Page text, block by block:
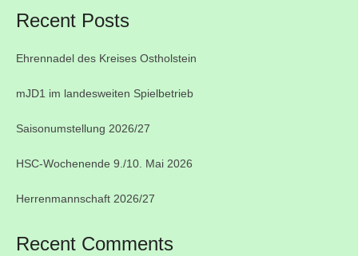
Recent Posts
Ehrennadel des Kreises Ostholstein
mJD1 im landesweiten Spielbetrieb
Saisonumstellung 2026/27
HSC-Wochenende 9./10. Mai 2026
Herrenmannschaft 2026/27
Recent Comments